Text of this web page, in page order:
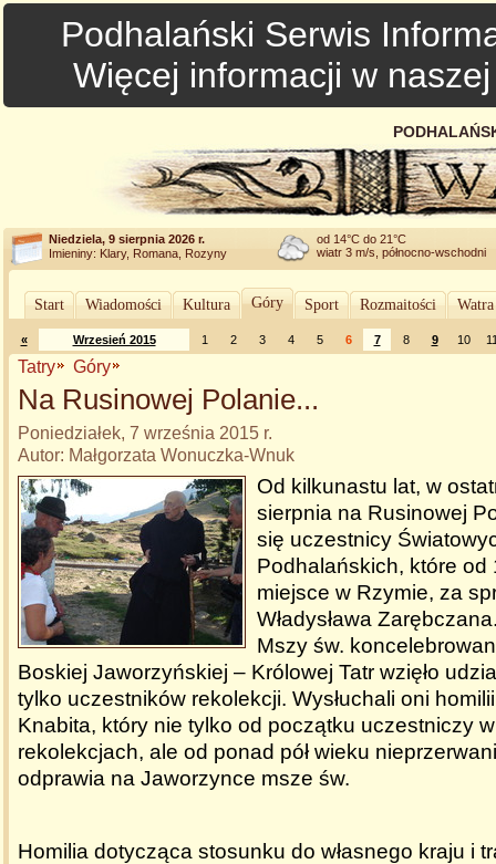
Podhalański Serwis
Więcej informacji w
Niedziela, 9 sierpnia 2026 r.
Imieniny: Klary, Romana, Rozyny
od 14°C do 21°C
wiatr 3 m/s, północno-wschodni
Start Wiadomości Kultura Góry Sport Rozmaitości
« Wrzesień 2015 1 2 3 4 5 6 7 8 9 10
Tatry Góry
Na Rusinowej Polanie...
Poniedziałek, 7 września 2015 r.
Autor: Małgorzata Wonuczka-Wnuk
Od kilkunastu lat, w
sierpnia na Rusinowej
się uczestnicy
Podhalańskich, które od
miejsce w Rzymie, za
Władysława
Mszy św.
Boskiej Jaworzyńskiej – Królowej Tatr wzięło
tylko uczestników rekolekcji. Wysłuchali oni
Knabita, który nie tylko od początku uczestniczy
rekolekcjach, ale od ponad pół wieku
odprawia na Jaworzynce msze św.
Homilia dotycząca stosunku do własnego kraju i